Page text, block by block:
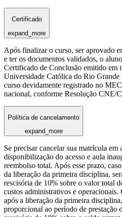
Certificado
expand_more
Após finalizar o curso, ser aprovado
e ter os documentos validados, o
Certificado de Conclusão emitido em
Universidade Católica do Rio
curso devidamente registrado no
nacional, conforme Resolução CNE/
Política de cancelamento
expand_more
Se precisar cancelar sua matrícula em
disponibilização do acesso e aula
reembolso total. Após esse prazo,
da liberação da primeira disciplina,
rescisória de 10% sobre o valor total
custos administrativos e operacionais.
após a liberação da primeira
proporcional ao período de prestação